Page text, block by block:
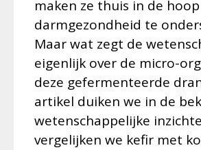
maken ze thuis in de
darmgezondheid te
Maar wat zegt de
eigenlijk over de micro-
deze gefermenteerde
artikel duiken we in de
wetenschappelijke
vergelijken we kefir met